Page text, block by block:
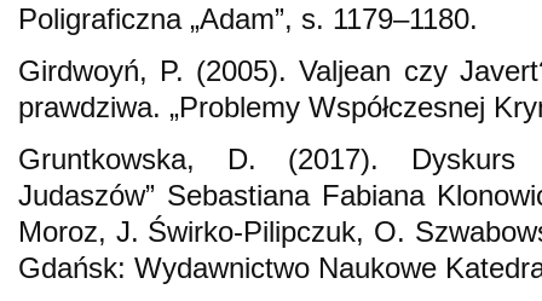
Poligraficzna „Adam”, s. 1179–1180.
Girdwoyń, P. (2005). Valjean czy
prawdziwa. „Problemy Współczesnej
Gruntkowska, D. (2017). Dyskurs
Judaszów” Sebastiana Fabiana
Moroz, J. Świrko-Pilipczuk, O.
Gdańsk: Wydawnictwo Naukowe